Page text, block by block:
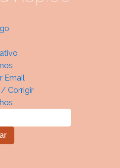
Email
Corrigir